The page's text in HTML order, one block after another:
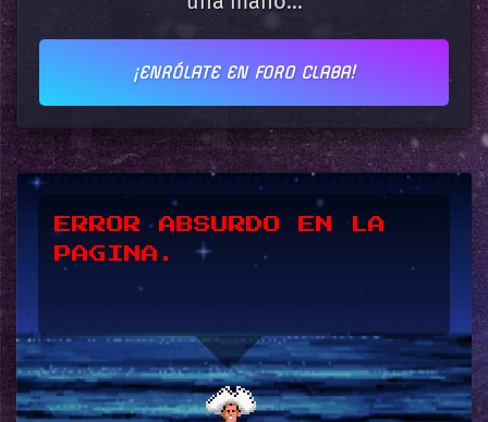
¡ENRÓLATE EN FORO CLABA!
*UPSSS*